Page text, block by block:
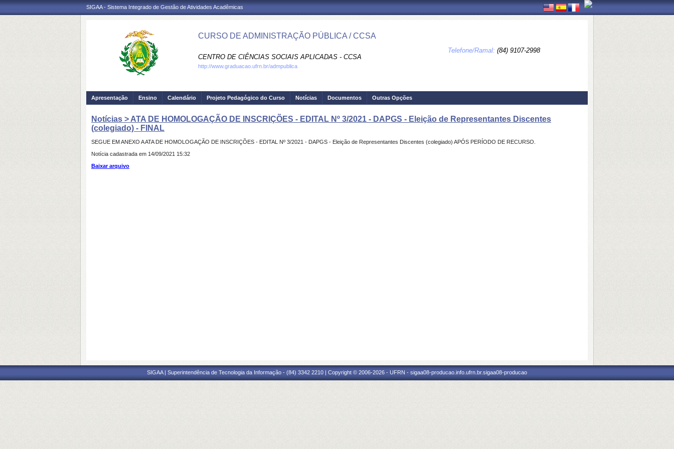
SIGAA - Sistema Integrado de Gestão de Atividades Acadêmicas
CURSO DE ADMINISTRAÇÃO PÚBLICA / CCSA
CENTRO DE CIÊNCIAS SOCIAIS APLICADAS - CCSA
Telefone/Ramal: (84) 9107-2998
http://www.graduacao.ufrn.br/admpublica
Apresentação Ensino Calendário Projeto Pedagógico do Curso Notícias Documentos Outras Opções
Notícias > ATA DE HOMOLOGAÇÃO DE INSCRIÇÕES - EDITAL Nº 3/2021 - DAPGS - Eleição de Representantes Discentes
(colegiado) - FINAL
SEGUE EM ANEXO A ATA DE HOMOLOGAÇÃO DE INSCRIÇÕES - EDITAL Nº 3/2021 - DAPGS - Eleição de Representantes Discentes (colegiado) APÓS PERÍODO DE RECURSO.
Notícia cadastrada em 14/09/2021 15:32
Baixar arquivo
SIGAA | Superintendência de Tecnologia da Informação - (84) 3342 2210 | Copyright © 2006-2026 - UFRN - sigaa08-producao.info.ufrn.br.sigaa08-producao